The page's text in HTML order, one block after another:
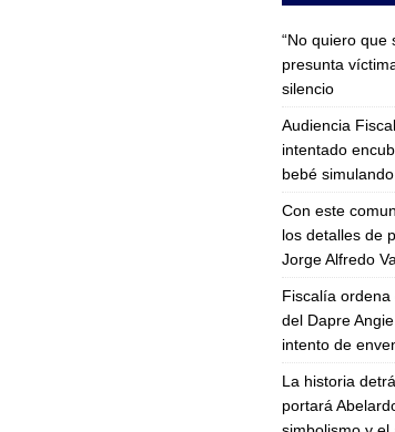
“No quiero que
presunta
silencio
Audiencia
intentado
bebé
Con este
los detalles de
Jorge Alfredo
Fiscalía
del Dapre
intento de
La historia
portará